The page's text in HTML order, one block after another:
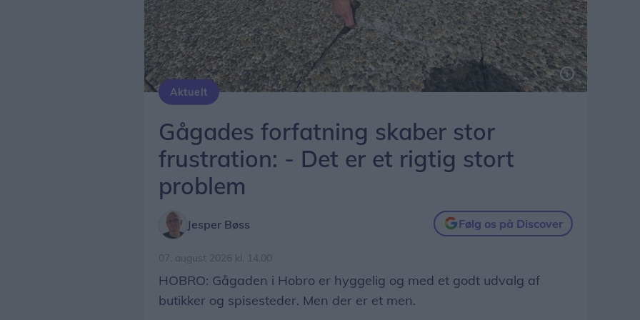
Aktuelt
Gågades forfatning skaber stor
frustration: - Det er et rigtig stort
problem
Jesper Bøss Følg os på Discover
07. august 2026 kl. 14.00
HOBRO: Gågaden i Hobro er hyggelig og med et godt udvalg af
butikker og spisesteder. Men der er et men.